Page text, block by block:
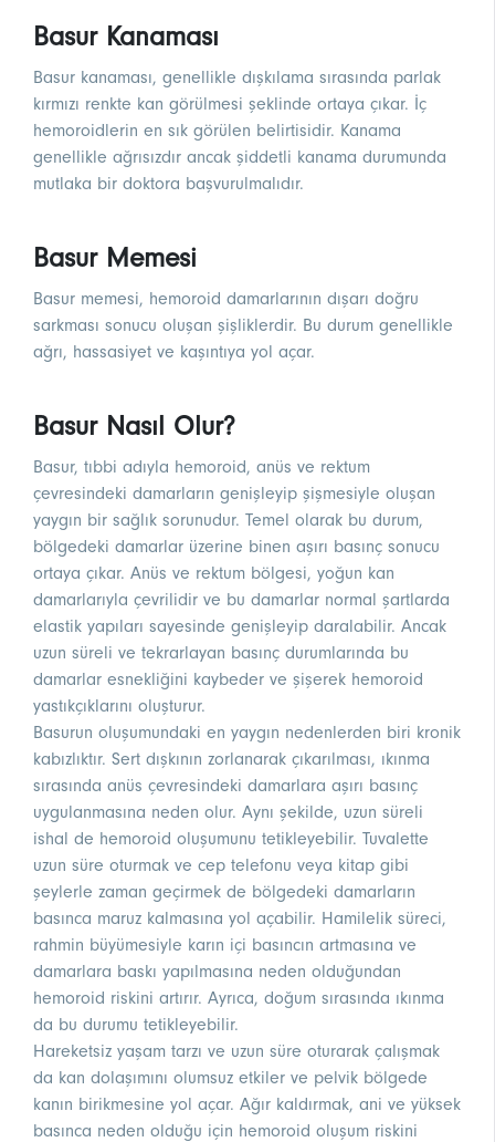
Basur Kanaması
Basur kanaması, genellikle dışkılama sırasında parlak
kırmızı renkte kan görülmesi şeklinde ortaya çıkar. İç
hemoroidlerin en sık görülen belirtisidir. Kanama
genellikle ağrısızdır ancak şiddetli kanama durumunda
mutlaka bir doktora başvurulmalıdır.
Basur Memesi
Basur memesi, hemoroid damarlarının dışarı doğru
sarkması sonucu oluşan şişliklerdir. Bu durum genellikle
ağrı, hassasiyet ve kaşıntıya yol açar.
Basur Nasıl Olur?
Basur, tıbbi adıyla hemoroid, anüs ve rektum
çevresindeki damarların genişleyip şişmesiyle oluşan
yaygın bir sağlık sorunudur. Temel olarak bu durum,
bölgedeki damarlar üzerine binen aşırı basınç sonucu
ortaya çıkar. Anüs ve rektum bölgesi, yoğun kan
damarlarıyla çevrilidir ve bu damarlar normal şartlarda
elastik yapıları sayesinde genişleyip daralabilir. Ancak
uzun süreli ve tekrarlayan basınç durumlarında bu
damarlar esnekliğini kaybeder ve şişerek hemoroid
yastıkçıklarını oluşturur.
Basurun oluşumundaki en yaygın nedenlerden biri kronik
kabızlıktır. Sert dışkının zorlanarak çıkarılması, ıkınma
sırasında anüs çevresindeki damarlara aşırı basınç
uygulanmasına neden olur. Aynı şekilde, uzun süreli
ishal de hemoroid oluşumunu tetikleyebilir. Tuvalette
uzun süre oturmak ve cep telefonu veya kitap gibi
şeylerle zaman geçirmek de bölgedeki damarların
basınca maruz kalmasına yol açabilir. Hamilelik süreci,
rahmin büyümesiyle karın içi basıncın artmasına ve
damarlara baskı yapılmasına neden olduğundan
hemoroid riskini artırır. Ayrıca, doğum sırasında ıkınma
da bu durumu tetikleyebilir.
Hareketsiz yaşam tarzı ve uzun süre oturarak çalışmak
da kan dolaşımını olumsuz etkiler ve pelvik bölgede
kanın birikmesine yol açar. Ağır kaldırmak, ani ve yüksek
basınca neden olduğu için hemoroid oluşum riskini